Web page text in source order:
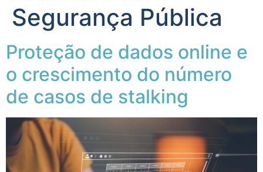
Segurança Pública
Proteção de dados online e
o crescimento do número
de casos de stalking